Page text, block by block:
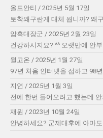
올드안티 / 2025년 5월 17일
토착왜구란게 대체 뭡니까? 왜
암흑대장군 / 2025년 2월 23일
건강하시지요? ^^ 오랫만에 안
윌고온 / 2025년 1월 27일
97년 처음 인터넷을 접하고 98
지연 / 2025년 1월 3일
전에 한번 들어오려고 했는데
재원 / 2023년 10월 24일
안녕하세요? 군제대후에 아마